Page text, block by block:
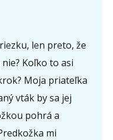
len preto, že
Koľko to asi
Moja priateľka
vták by sa jej
pohrá a
mi